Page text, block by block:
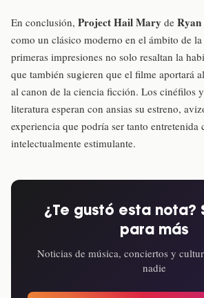
En conclusión, Project Hail Mary de Ryan
como un clásico moderno en el ámbito de
primeras impresiones no solo resaltan la
que también sugieren que el filme aportará
al canon de la ciencia ficción. Los cinéfilos
literatura esperan con ansias su estreno,
experiencia que podría ser tanto entretenida
intelectualmente estimulante.
¿Te gustó esta nota?
para más
Noticias de música, conciertos y
nadie